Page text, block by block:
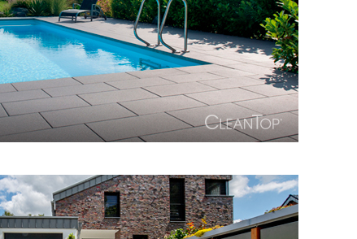
Frostbeständig
Trittsicher
Klimaneutrale Produktion
Tausalzbeständig
mit hochwertigen Naturstein-Edelsplitten.
mit CleanTop-Schutz CF 100.